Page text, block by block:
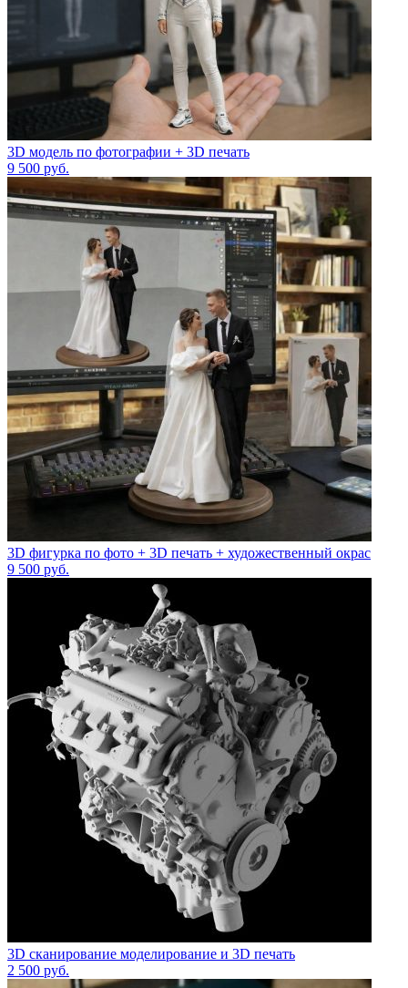
3D модель по фотографии + 3D печать
9 500 руб.
3D фигурка по фото + 3D печать + художественный окрас
9 500 руб.
3D сканирование моделирование и 3D печать
2 500 руб.